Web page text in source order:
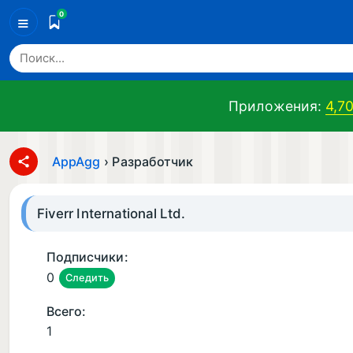
≡ 0
Приложения:
AppAgg › Разработчик
Fiverr International Ltd.
Подписчики:
0
Следить
Всего:
1